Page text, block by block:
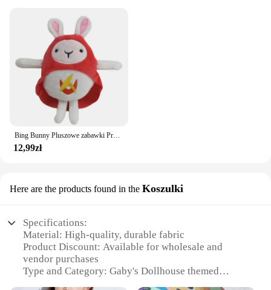
Bing Bunny Pluszowe zabawki Przedszkole Animacja Poznaj Bing i Frinds Słoń Panda Niedźwiedź Wypchane zwierzę Lalka dla dzieci Prezent świąteczny
12,99zł
Here are the products found in the Koszulki
Specifications:
Material: High-quality, durable fabric
Product Discount: Available for wholesale and
vendor purchases
Type and Category: Gaby's Dollhouse themed